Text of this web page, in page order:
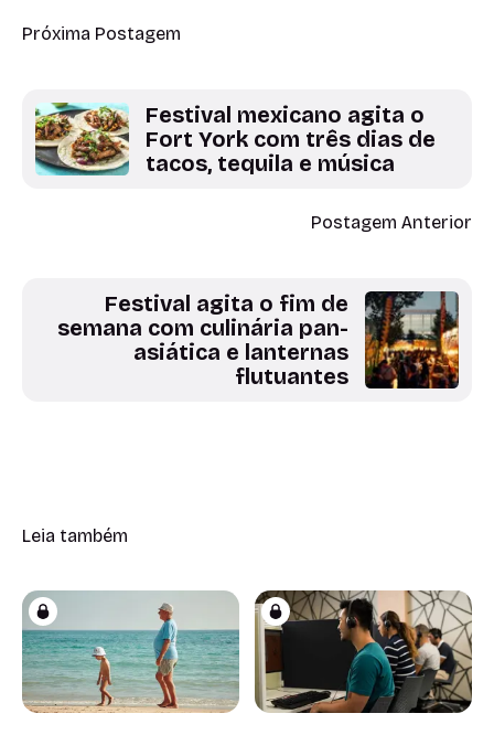
Próxima Postagem
Festival mexicano agita o
Fort York com três dias de
tacos, tequila e música
Postagem Anterior
Festival agita o fim de
semana com culinária pan-
asiática e lanternas
flutuantes
Leia também